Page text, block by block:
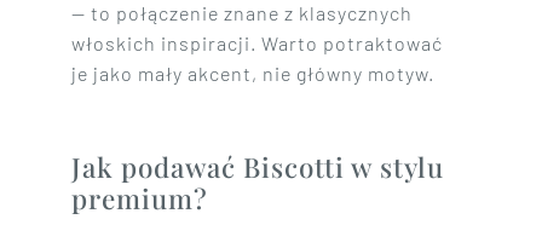
— to połączenie znane z klasycznych
włoskich inspiracji. Warto potraktować
je jako mały akcent, nie główny motyw.
Jak podawać Biscotti w stylu
premium?